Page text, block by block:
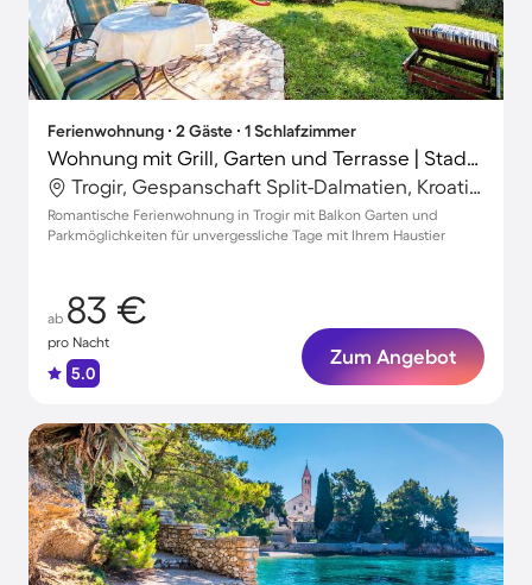
Ferienwohnung ∙ 2 Gäste ∙ 1 Schlafzimmer
Wohnung mit Grill, Garten und Terrasse | Stadtblick
Trogir, Gespanschaft Split-Dalmatien, Kroatien
Romantische Ferienwohnung in Trogir mit Balkon Garten und
Parkmöglichkeiten für unvergessliche Tage mit Ihrem Haustier
ab 83 €
pro Nacht
5.0
Zum Angebot